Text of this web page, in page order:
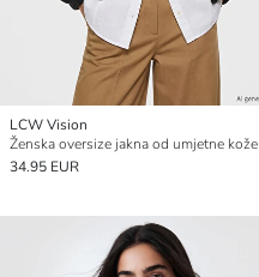
LCW Vision
34.95 EUR